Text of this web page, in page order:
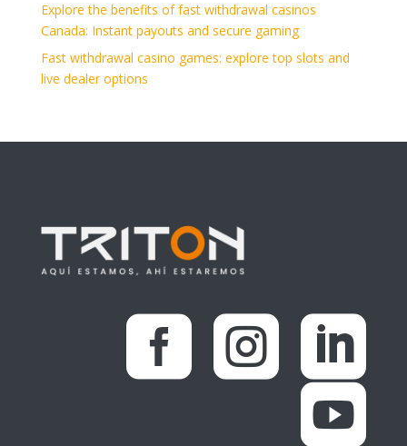
Explore the benefits of fast withdrawal casinos
Canada: Instant payouts and secure gaming
Fast withdrawal casino games: explore top slots and
live dealer options
  
